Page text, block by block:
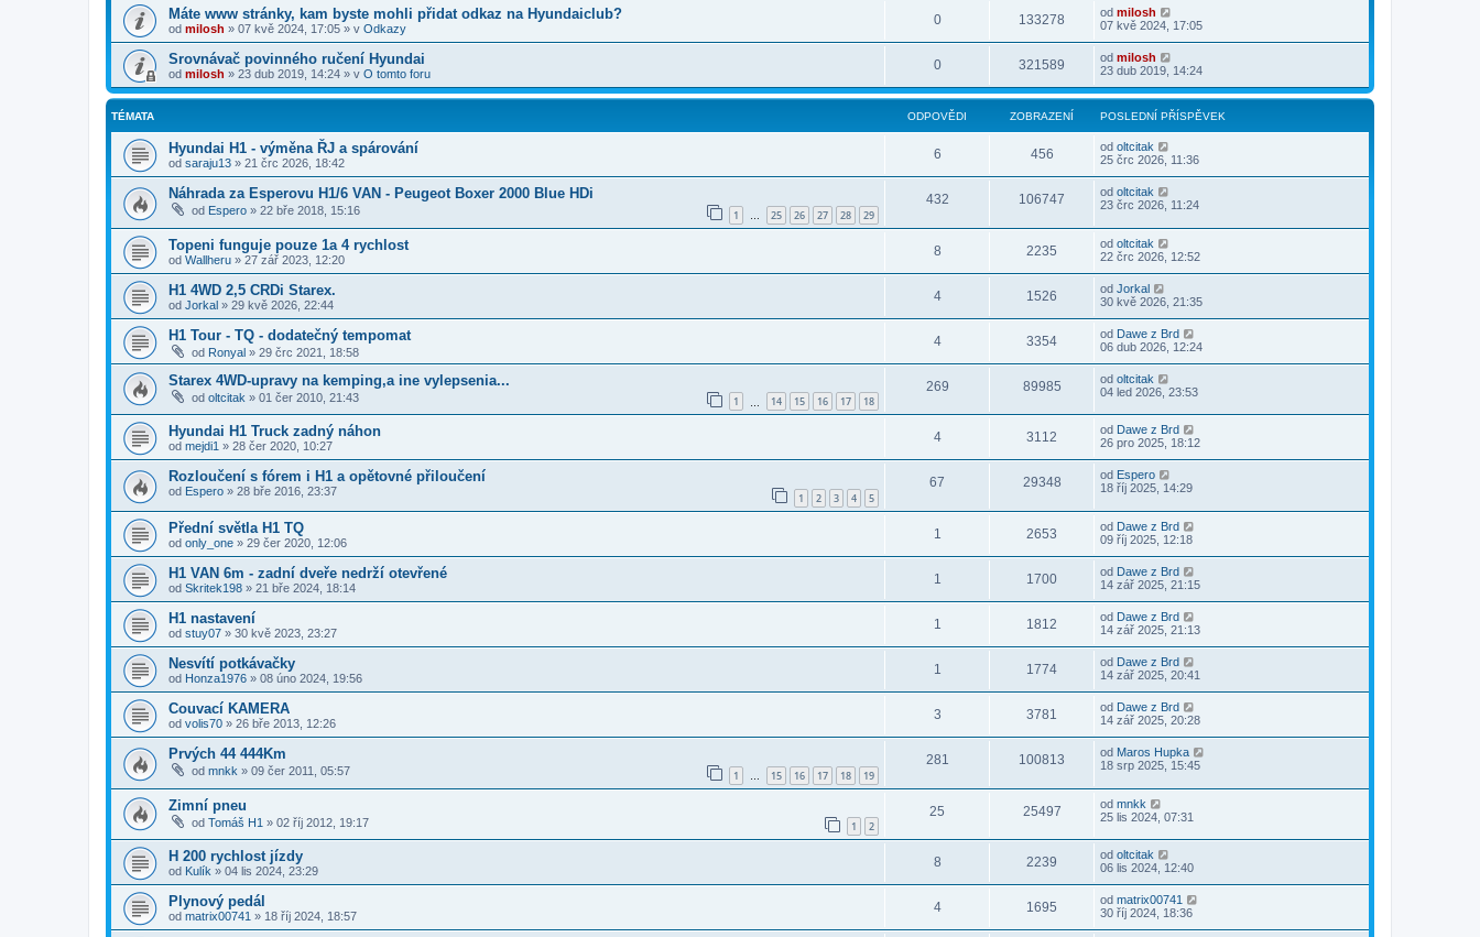
Máte www stránky, kam byste mohli přidat odkaz na Hyundaiclub?
od milosh » 07 kvě 2024, 17:05 » v Odkazy
0 133278 od milosh
07 kvě 2024, 17:05
Srovnávač povinného ručení Hyundai
od milosh » 23 dub 2019, 14:24 » v O tomto foru
0 321589 od milosh
23 dub 2019, 14:24
TÉMATA ODPOVĚDI ZOBRAZENÍ POSLEDNÍ PŘÍSPĚVEK
Hyundai H1 - výměna ŘJ a spárování
od saraju13 » 21 črc 2026, 18:42
6 456 od oltcitak
25 črc 2026, 11:36
Náhrada za Esperovu H1/6 VAN - Peugeot Boxer 2000 Blue HDi
od Espero » 22 bře 2018, 15:16 1 … 25 26 27 28 29
432 106747 od oltcitak
23 črc 2026, 11:24
Topeni funguje pouze 1a 4 rychlost
od Wallheru » 27 zář 2023, 12:20
8 2235 od oltcitak
22 črc 2026, 12:52
H1 4WD 2,5 CRDi Starex.
od Jorkal » 29 kvě 2026, 22:44
4 1526 od Jorkal
30 kvě 2026, 21:35
H1 Tour - TQ - dodatečný tempomat
od Ronyal » 29 črc 2021, 18:58
4 3354 od Dawe z Brd
06 dub 2026, 12:24
Starex 4WD-upravy na kemping,a ine vylepsenia...
od oltcitak » 01 čer 2010, 21:43 1 14 15 16 17 18
269 89985 od oltcitak
04 led 2026, 23:53
Hyundai H1 Truck zadný náhon
od mejdi1 » 28 čer 2020, 10:27
4 3112 od Dawe z Brd
26 pro 2025, 18:12
Rozloučení s fórem i H1 a opětovné přiloučení
od Espero » 28 bře 2016, 23:37 1 2 3 4 5
67 29348 od Espero
18 říj 2025, 14:29
Přední světla H1 TQ
od only_one » 29 čer 2020, 12:06
1 2653 od Dawe z Brd
09 říj 2025, 12:18
H1 VAN 6m - zadní dveře nedrží otevřené
od Skritek198 » 21 bře 2024, 18:14
1 1700 od Dawe z Brd
14 zář 2025, 21:15
H1 nastavení
od stuy07 » 30 kvě 2023, 23:27
1 1812 od Dawe z Brd
14 zář 2025, 21:13
Nesvítí potkávačky
od Honza1976 » 08 úno 2024, 19:56
1 1774 od Dawe z Brd
14 zář 2025, 20:41
Couvací KAMERA
od volis70 » 26 bře 2013, 12:26
3 3781 od Dawe z Brd
14 zář 2025, 20:28
Prvých 44 444Km
od mnkk » 09 čer 2011, 05:57 1 … 15 16 17 18 19
281 100813 od Maros Hupka
18 srp 2025, 15:45
Zimní pneu
od Tomáš H1 » 02 říj 2012, 19:17 1 2
25 25497 od mnkk
25 lis 2024, 07:31
H 200 rychlost jízdy
od Kulík » 04 lis 2024, 23:29
8 2239 od oltcitak
06 lis 2024, 12:40
Plynový pedál
od matrix00741 » 18 říj 2024, 18:57
4 1695 od matrix00741
30 říj 2024, 18:36